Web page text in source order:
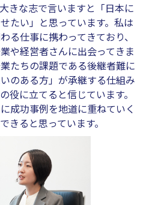
きな志で言いますと「日本に
たい」と思っています。私は
る仕事に携わってきており、
や経営者さんに出会ってきま
たちの課題である後継者難に
のある方」が承継する仕組み
役に立てると信じています。
成功事例を地道に重ねていく
きると思っています。